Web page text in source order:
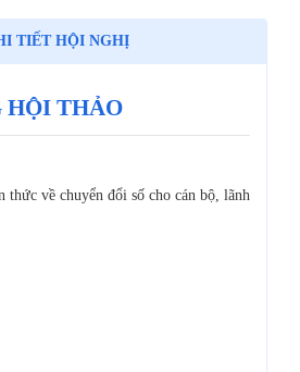
TIẾT HỘI NGHỊ
HỘI THẢO
thức về chuyển đổi số cho cán bộ, lãnh